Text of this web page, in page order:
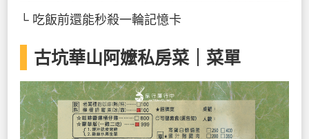
└ 吃飯前還能秒殺一輪記憶卡
古坑華山阿嬤私房菜｜菜單